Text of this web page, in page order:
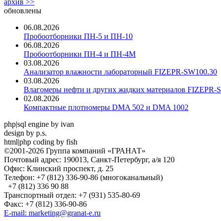
архив >>
обновлены
06.08.2026
Пробоотборники ПН-5 и ПН-10
06.08.2026
Пробоотборники ПН-4 и ПН-4М
03.08.2026
Анализатор влажности лабораторный FIZEPR-SW100.30
03.08.2026
Влагомеры нефти и других жидких материалов FIZEPR-
02.08.2026
Компактные плотномеры DMA 502 и DMA 1002
php|sql engine by ivan
design by p.s.
html|php coding by fish
©2001-2026 Группа компаний «ГРАНАТ»
Почтовый адрес: 190013, Санкт-Петербург, а/я 120
Офис: Клинский проспект, д. 25
Телефон: +7 (812) 336-90-86 (многоканальный)
+7 (812) 336 90 88
Транспортный отдел: +7 (931) 535-80-69
Факс: +7 (812) 336-90-86
E-mail: marketing@granat-e.ru